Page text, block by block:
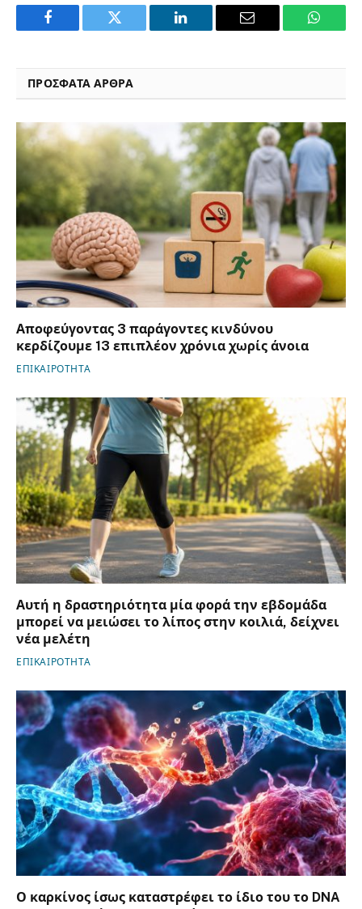
Facebook Twitter LinkedIn Email
ΠΡΟΣΦΑΤΑ ΑΡΘΡΑ
Αποφεύγοντας 3 παράγοντες κινδύνου
κερδίζουμε 13 επιπλέον χρόνια χωρίς άνοια
ΕΠΙΚΑΙΡΟΤΗΤΑ
Αυτή η δραστηριότητα μία φορά την εβδομάδα
μπορεί να μειώσει το λίπος στην κοιλιά, δείχνει
νέα μελέτη
ΕΠΙΚΑΙΡΟΤΗΤΑ
Ο καρκίνος ίσως καταστρέφει το ίδιο του το DNA